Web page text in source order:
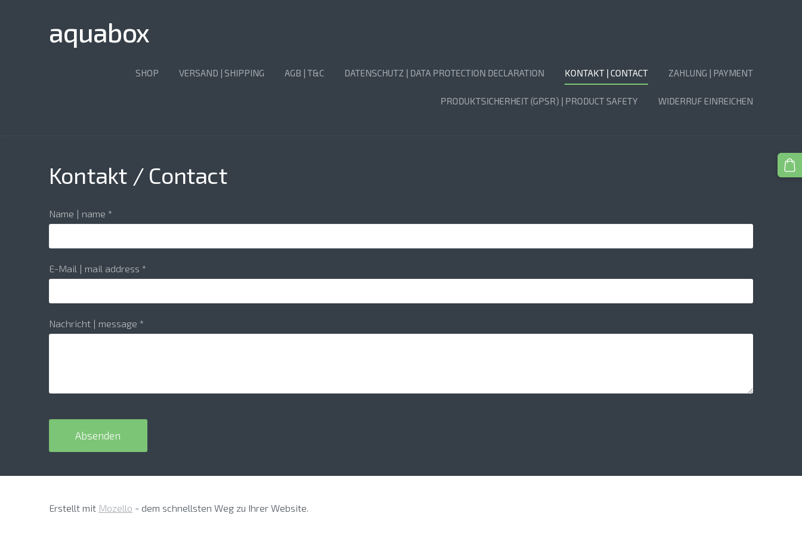
aquabox
SHOP VERSAND | SHIPPING AGB | T&C DATENSCHUTZ | DATA PROTECTION DECLARATION KONTAKT | CONTACT ZAHLUNG | PAYMENT
PRODUKTSICHERHEIT (GPSR) | PRODUCT SAFETY WIDERRUF EINREICHEN
Kontakt / Contact
Name | name *
E-Mail | mail address *
Nachricht | message *
Erstellt mit Mozello - dem schnellsten Weg zu Ihrer Website.